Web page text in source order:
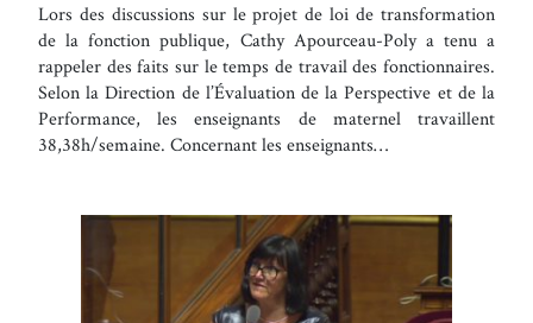
Lors des discussions sur le projet de loi de transformation
de la fonction publique, Cathy Apourceau-Poly a tenu a
rappeler des faits sur le temps de travail des fonctionnaires.
Selon la Direction de l’Évaluation de la Perspective et de la
Performance, les enseignants de maternel travaillent
38,38h/semaine. Concernant les enseignants…